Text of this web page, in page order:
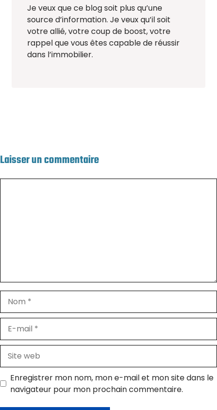
Je veux que ce blog soit plus qu’une
source d’information. Je veux qu’il soit
votre allié, votre coup de boost, votre
rappel que vous êtes capable de réussir
dans l’immobilier.
Laisser un commentaire
mail
Site
web
Enregistrer mon nom, mon e-mail et mon site dans le
navigateur pour mon prochain commentaire.